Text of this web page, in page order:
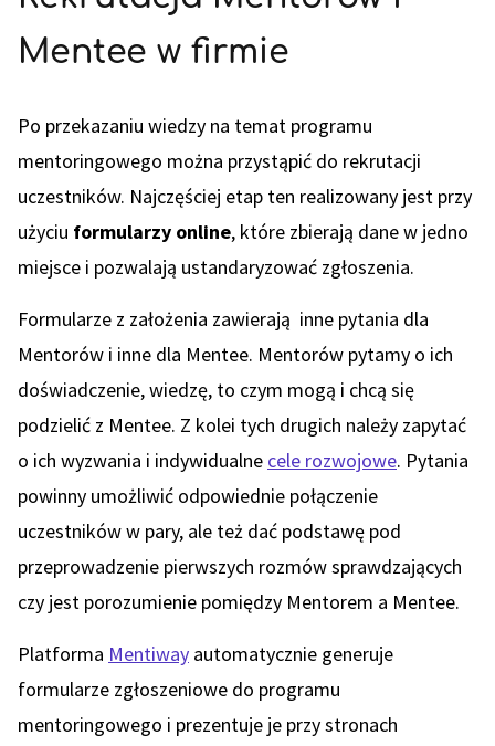
Mentee w firmie
Po przekazaniu wiedzy na temat programu
mentoringowego można przystąpić do rekrutacji
uczestników. Najczęściej etap ten realizowany jest przy
użyciu formularzy online, które zbierają dane w jedno
miejsce i pozwalają ustandaryzować zgłoszenia.
Formularze z założenia zawierają inne pytania dla
Mentorów i inne dla Mentee. Mentorów pytamy o ich
doświadczenie, wiedzę, to czym mogą i chcą się
podzielić z Mentee. Z kolei tych drugich należy zapytać
o ich wyzwania i indywidualne cele rozwojowe. Pytania
powinny umożliwić odpowiednie połączenie
uczestników w pary, ale też dać podstawę pod
przeprowadzenie pierwszych rozmów sprawdzających
czy jest porozumienie pomiędzy Mentorem a Mentee.
Platforma Mentiway automatycznie generuje
formularze zgłoszeniowe do programu
mentoringowego i prezentuje je przy stronach